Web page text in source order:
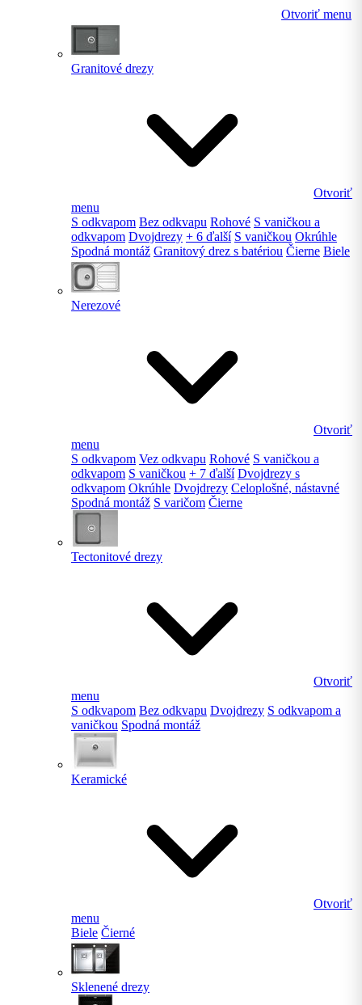
Otvoriť menu
Granitové drezy
Otvoriť
menu
S odkvapom Bez odkvapu Rohové S vaničkou a
odkvapom Dvojdrezy + 6 ďalší S vaničkou Okrúhle
Spodná montáž Granitový drez s batériou Čierne Biele
Nerezové
Otvoriť
menu
S odkvapom Vez odkvapu Rohové S vaničkou a
odkvapom S vaničkou + 7 ďalší Dvojdrezy s
odkvapom Okrúhle Dvojdrezy Celoplošné, nástavné
Spodná montáž S varičom Čierne
Tectonitové drezy
Otvoriť
menu
S odkvapom Bez odkvapu Dvojdrezy S odkvapom a
vaničkou Spodná montáž
Keramické
Otvoriť
menu
Biele Čierné
Sklenené drezy